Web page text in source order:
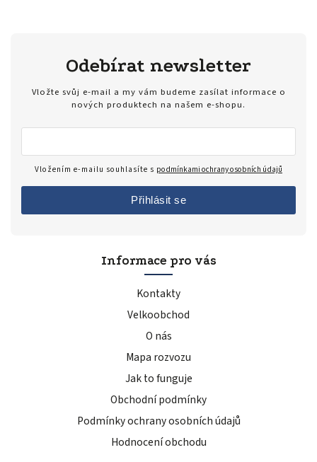
Informace pro vás
Kontakty
Velkoobchod
O nás
Mapa rozvozu
Jak to funguje
Obchodní podmínky
Podmínky ochrany osobních údajů
Hodnocení obchodu
Odebírat newsletter
Vložte svůj e-mail a my vám budeme zasílat informace o
nových produktech na našem e-shopu.
Vložením e-mailu souhlasíte s podmínkami ochrany osobních údajů
Přihlásit se